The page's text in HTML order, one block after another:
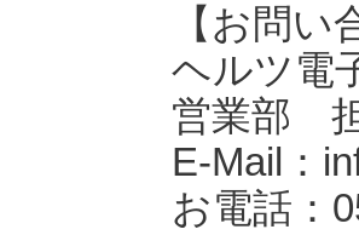
【お問い
ヘルツ電
営業部
E-Mail：
お電話：